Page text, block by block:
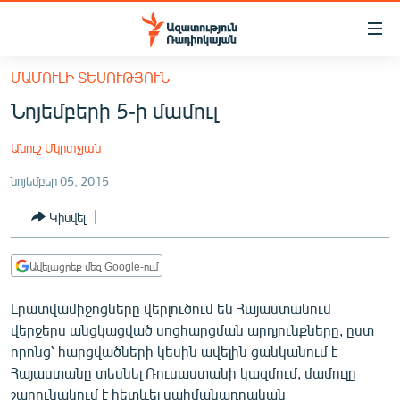
Մատչելիության
հիմնական
բովանդակությանը
հիմնական
մենյուին
ՀԱՅԱՍՏԱՆ
ՔԱՂԱՔԱԿԱՆ
ԸՆՏՐՈՒԹՅՈՒՆՆԵՐ 2026
ԻՐԱՎՈՒՆՔ
ՀԱՍԱՐԱԿՈՒԹՅՈՒՆ
ՂԱՐԱԲԱՂ
ՊԱՏԵՐԱԶՄԻ 6 ՇԱԲԱԹՆԵՐԸ
ՏԱՐԱԾԱՇՐՋԱՆ
ՄԱՄՈՒԼԻ ՏԵՍՈՒԹՅՈՒՆ
Նոյեմբերի 5-ի մամուլ
Անուշ Մկրտչյան
նոյեմբեր 05, 2015
Կիսվել
Ավելացրեք մեզ Google-ում
Լրատվամիջոցները վերլուծում են Հայաստանում
վերջերս անցկացված սոցհարցման արդյունքները, ըստ
որոնց՝ հարցվածների կեսին ավելին ցանկանում է
Հայաստանը տեսնել Ռուսաստանի կազմում, մամուլը
շարունակում է հետևել սահմանադրական